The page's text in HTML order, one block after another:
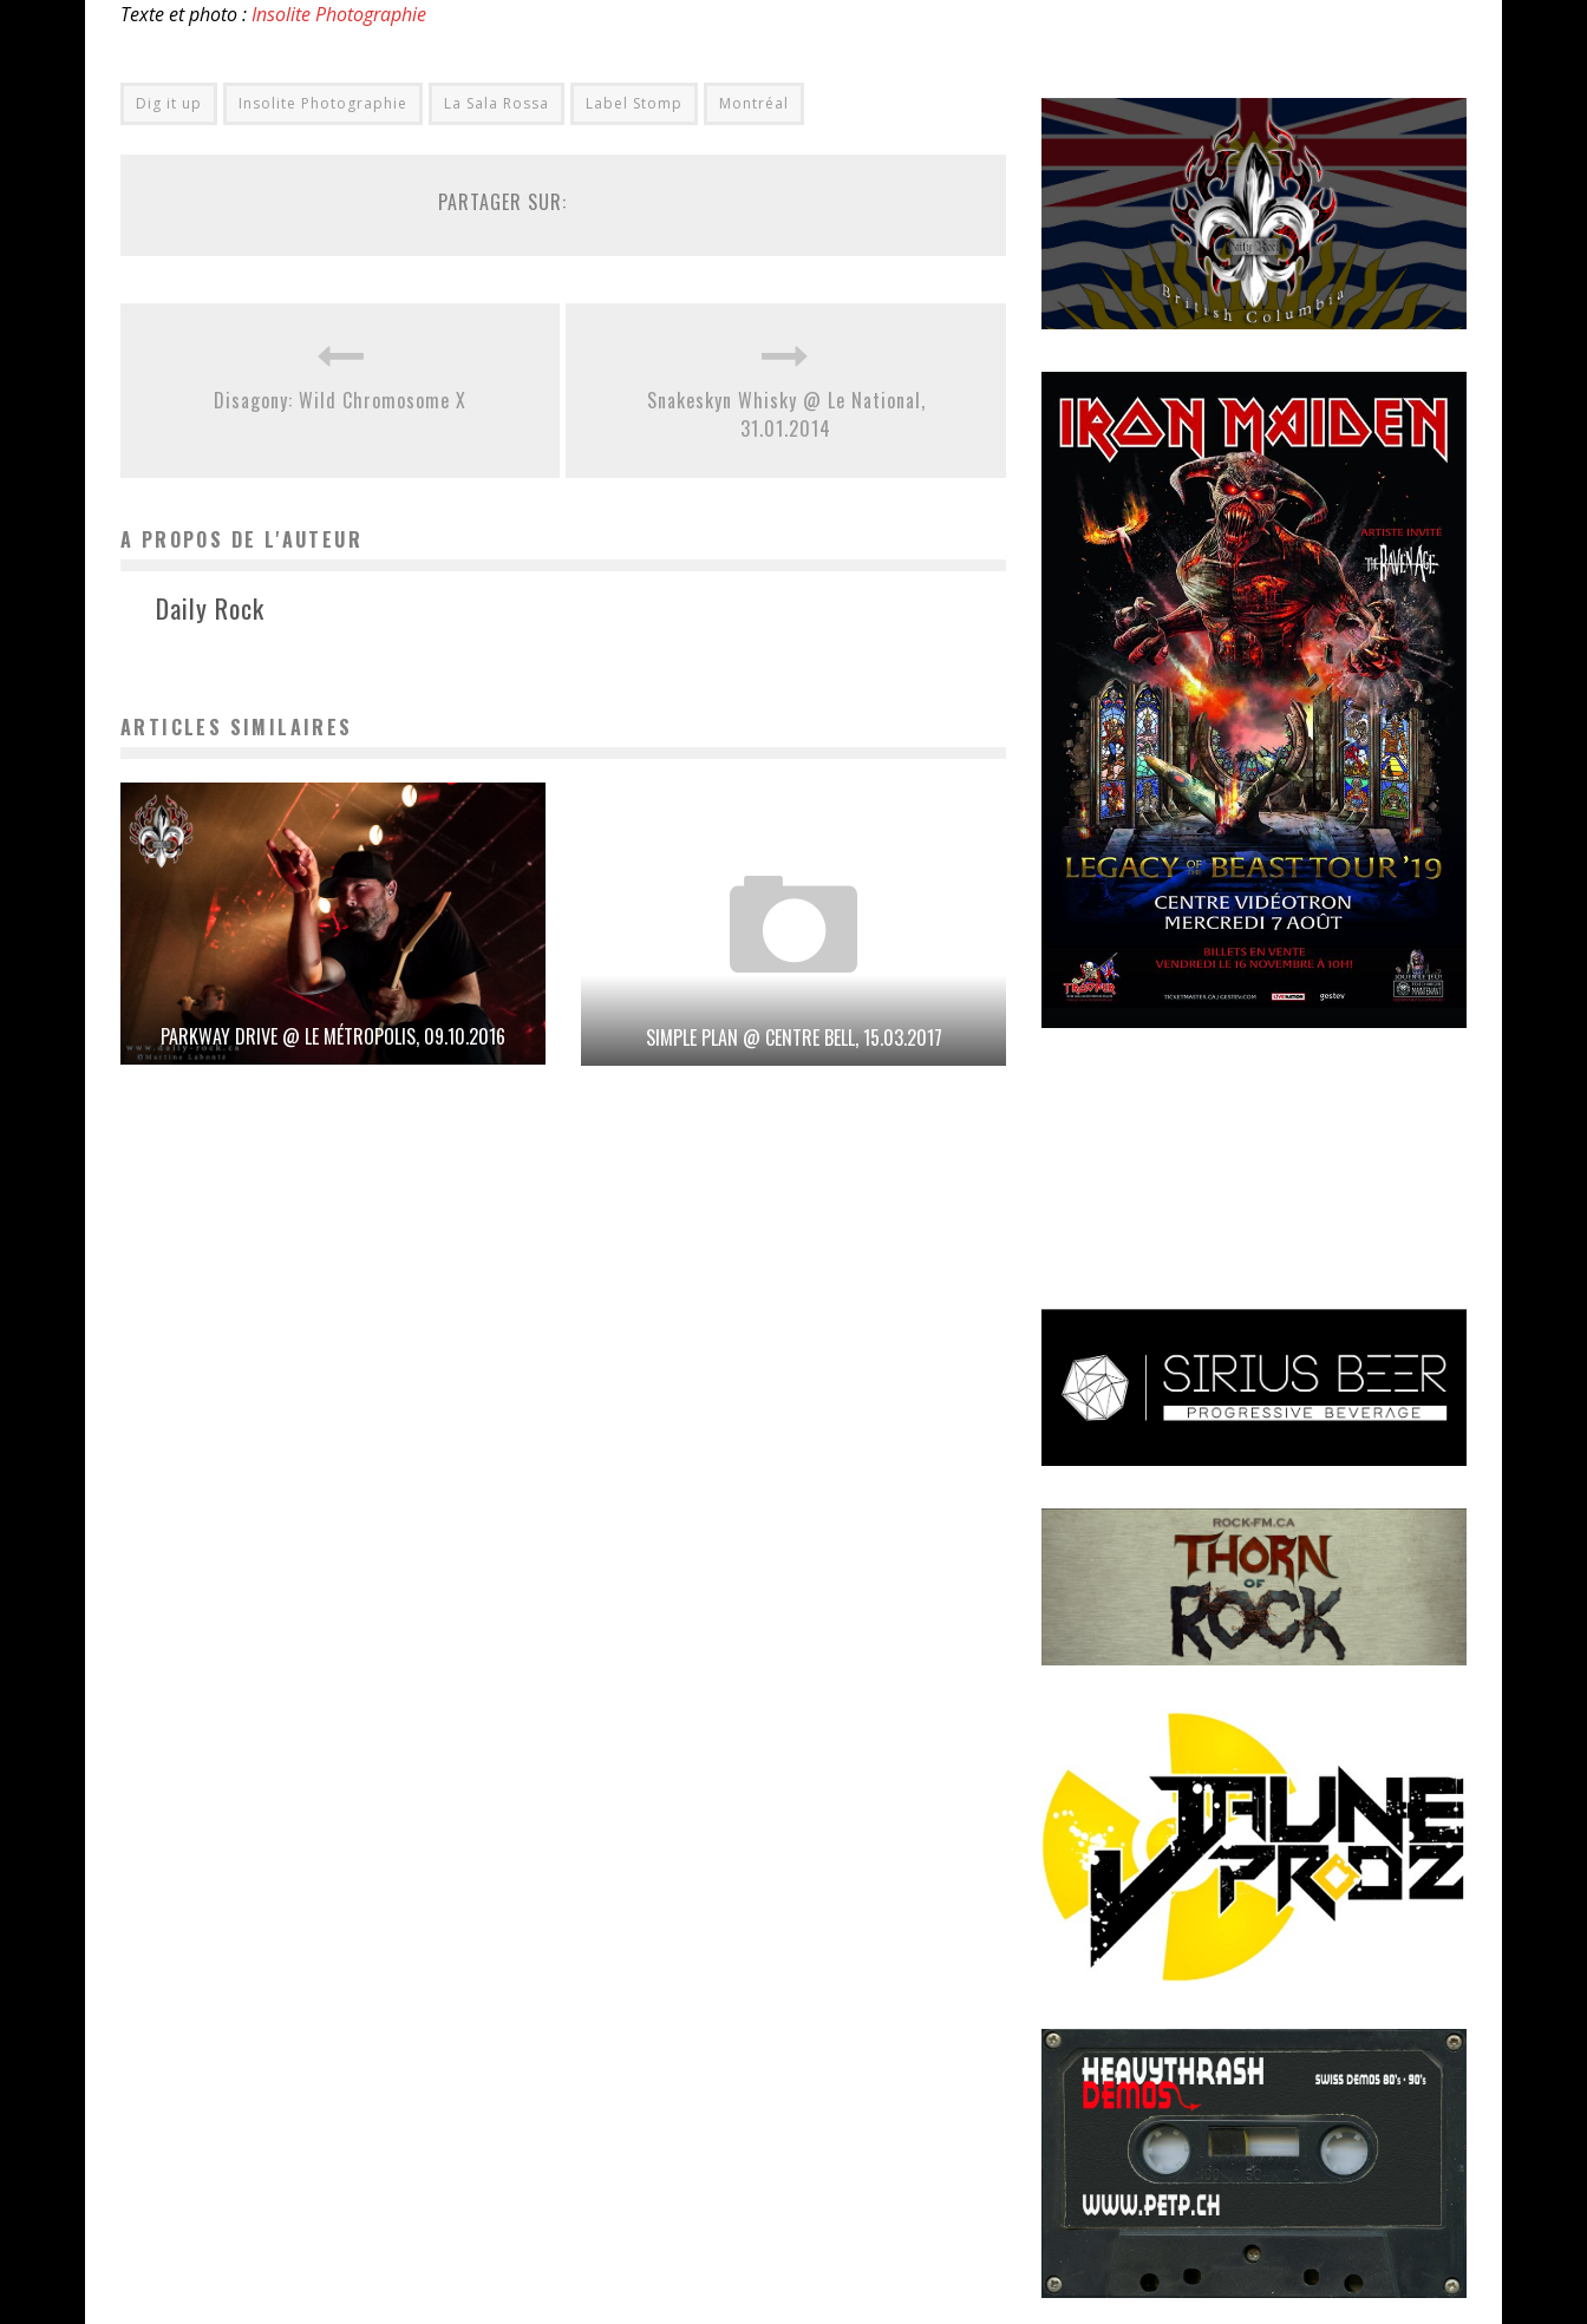
Texte et photo :Insolite Photographie
Dig it up Insolite Photographie La Sala Rossa Label Stomp Montréal
PARTAGER SUR:
Disagony: Wild Chromosome X
Snakeskyn Whisky @ Le National,
31.01.2014
A PROPOS DE L'AUTEUR
Daily Rock
ARTICLES SIMILAIRES
PARKWAY DRIVE @ LE MÉTROPOLIS, 09.10.2016 SIMPLE PLAN @ CENTRE BELL, 15.03.2017